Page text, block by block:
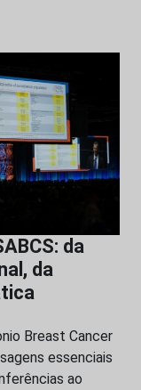
da
da
Breast Cancer
essenciais
ao